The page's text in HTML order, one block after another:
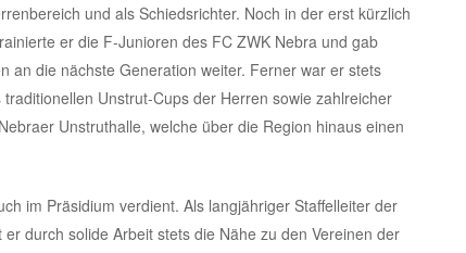
und als Schiedsrichter. Noch in der erst kürzlich
er die F-Junioren des FC ZWK Nebra und gab
an die nächste Generation weiter. Ferner war er stets
Unstrut-Cups der Herren sowie zahlreicher
Unstruthalle, welche über die Region hinaus einen
im Präsidium verdient. Als langjähriger Staffelleiter der
durch solide Arbeit stets die Nähe zu den Vereinen der